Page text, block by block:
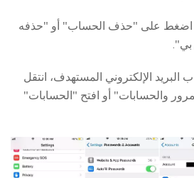
الحذف، اضغط على "حذف الحساب" أو "حذفه
البريد الإلكتروني المستهدف، انتقل
والحسابات" أو افتح "الحسابات"